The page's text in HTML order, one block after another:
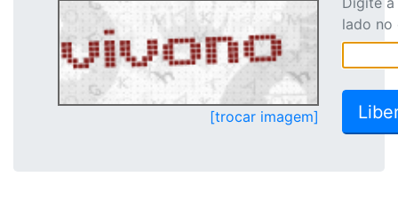
[trocar imagem]
lado no